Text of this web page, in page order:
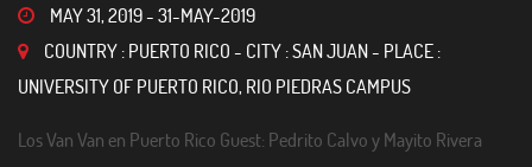
MAY 31, 2019-31-MAY-2019
COUNTRY : PUERTO RICO - CITY : SAN JUAN - PLACE :
UNIVERSITY OF PUERTO RICO, RIO PIEDRAS CAMPUS
Los Van Van en Puerto Rico Guest: Pedrito Calvo y Mayito Rivera